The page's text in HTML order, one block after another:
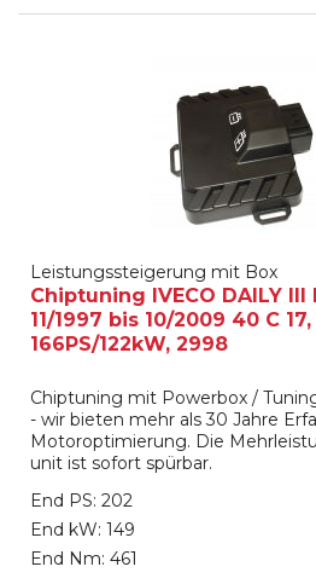
Leistungssteigerung mit Box
Chiptuning IVECO DAILY
11/1997 bis 10/2009 40 C 17,
166PS/122kW, 2998
Chiptuning mit Powerbox /
- wir bieten mehr als 30 Jahre
Motoroptimierung. Die
unit ist sofort spürbar.
End PS: 202
End kW: 149
End Nm: 461